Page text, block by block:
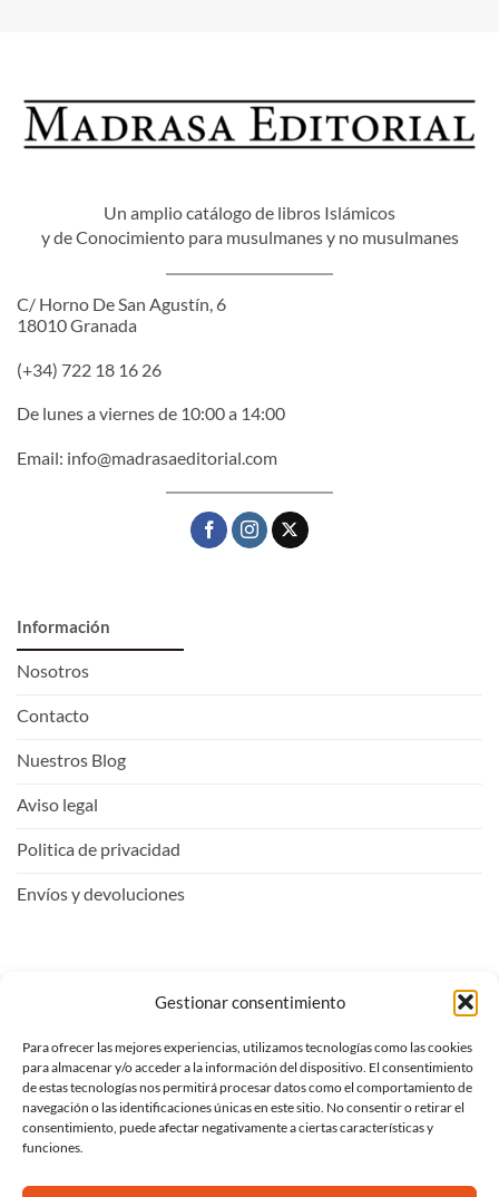
Gestionar consentimiento
Para ofrecer las mejores experiencias, utilizamos tecnologías como las cookies
para almacenar y/o acceder a la información del dispositivo. El consentimiento
de estas tecnologías nos permitirá procesar datos como el comportamiento de
navegación o las identificaciones únicas en este sitio. No consentir o retirar el
consentimiento, puede afectar negativamente a ciertas características y
funciones.
Un amplio catálogo de libros Islámicos
y de Conocimiento para musulmanes y no musulmanes
C/ Horno De San Agustín, 6
18010 Granada
(+34) 722 18 16 26
De lunes a viernes de 10:00 a 14:00
Email: info@madrasaeditorial.com
Información
Nosotros
Contacto
Nuestros Blog
Aviso legal
Politica de privacidad
Envíos y devoluciones
Entrar
Ver carrito
Mi lista de deseos
Proceder al pago